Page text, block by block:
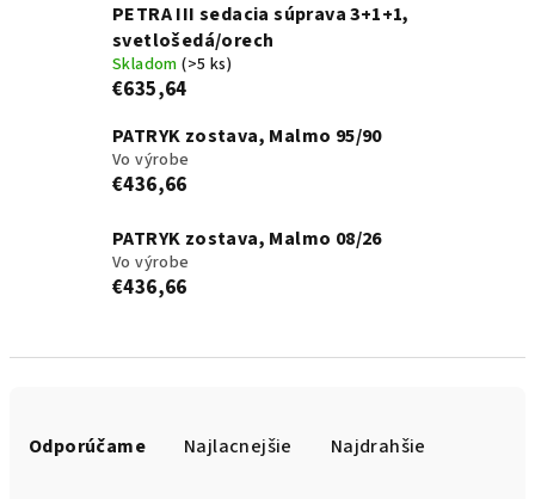
PETRA III sedacia súprava 3+1+1,
svetlošedá/orech
Skladom(>5 ks)
€635,64
PATRYK zostava, Malmo 95/90
Vo výrobe
€436,66
PATRYK zostava, Malmo 08/26
Vo výrobe
€436,66
Odporúčame Najlacnejšie Najdrahšie